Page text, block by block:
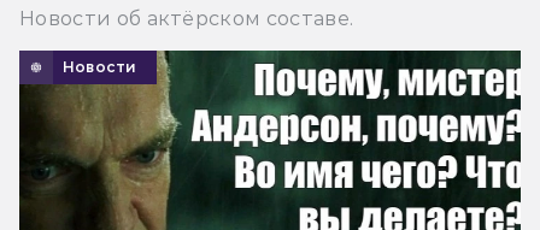
Новости об актёрском составе.
Новости